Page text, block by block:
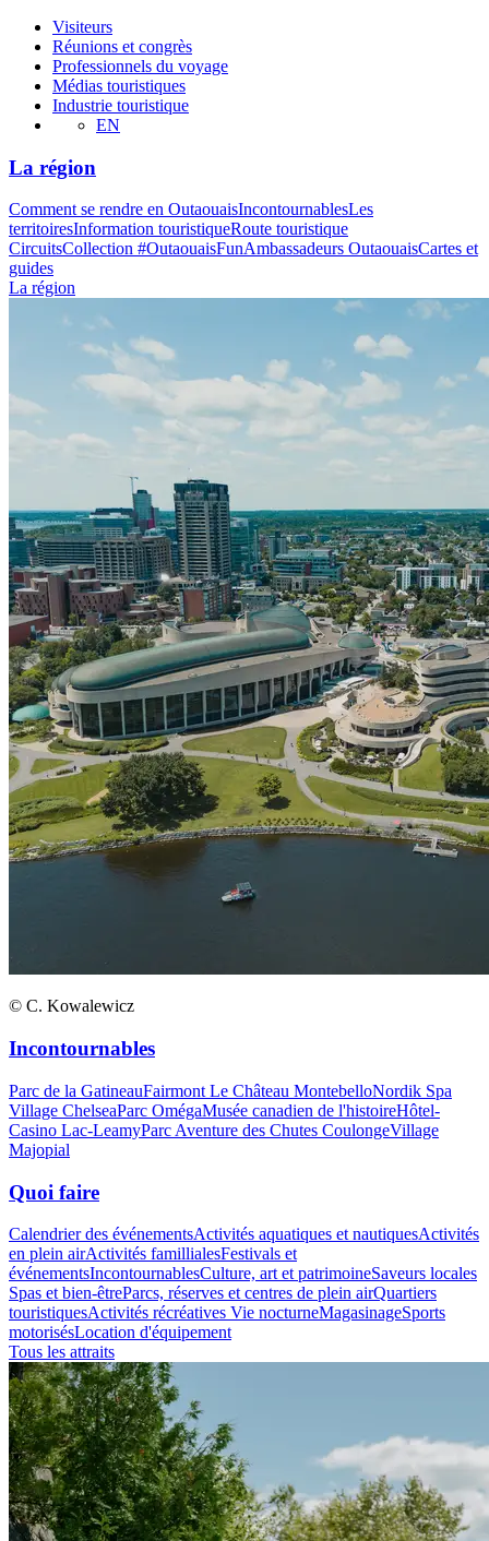
Visiteurs
Réunions et congrès
Professionnels du voyage
Médias touristiques
Industrie touristique
EN
La région
Comment se rendre en OutaouaisIncontournablesLes
territoiresInformation touristiqueRoute touristique
CircuitsCollection #OutaouaisFunAmbassadeurs OutaouaisCartes et
guides
La région
© C. Kowalewicz
Incontournables
Parc de la GatineauFairmont Le Château MontebelloNordik Spa
Village ChelseaParc OmégaMusée canadien de l'histoireHôtel-
Casino Lac-LeamyParc Aventure des Chutes CoulongeVillage
Majopial
Quoi faire
Calendrier des événementsActivités aquatiques et nautiquesActivités
en plein airActivités famillialesFestivals et
événementsIncontournablesCulture, art et patrimoineSaveurs locales
Spas et bien-êtreParcs, réserves et centres de plein airQuartiers
touristiquesActivités récréatives Vie nocturneMagasinageSports
motorisésLocation d'équipement
Tous les attraits